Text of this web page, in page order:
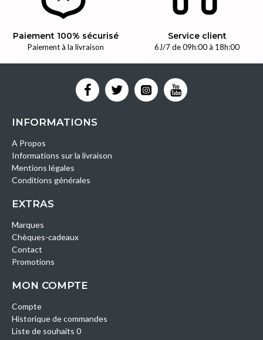
Paiement 100% sécurisé
Paiement à la livraison
Service client
6J/7 de 09h:00 à 18h:00
INFORMATIONS
A Propos
Informations sur la livraison
Mentions légales
Conditions générales
EXTRAS
Marques
Chèques-cadeaux
Contact
Promotions
MON COMPTE
Compte
Historique de commandes
Liste de souhaits 0